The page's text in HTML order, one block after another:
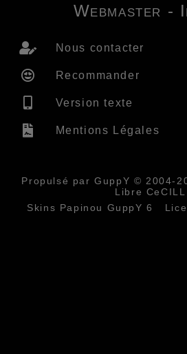
Webmaster -
Nous contacter
Recommander
Version texte
Mentions Légales
Propulsé par GuppY © 2004-
Libre CeCILL
Skins Papinou GuppY 6